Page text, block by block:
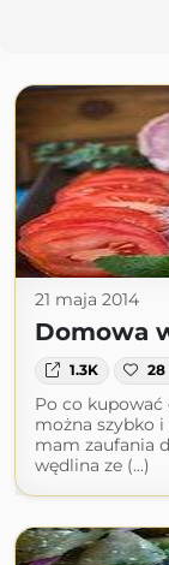
21 maja 2014
Domowa
1.3K 28
Po co
można szybko
mam zaufania
wędlina ze (...)